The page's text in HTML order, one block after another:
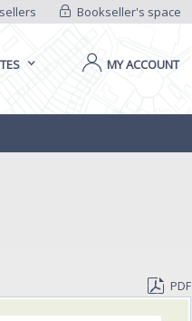
Bookseller's space
MY ACCOUNT
PDF